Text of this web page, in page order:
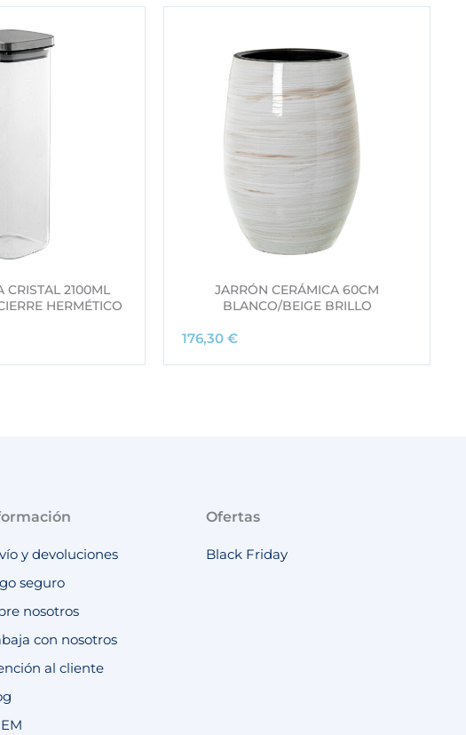
CRISTAL 2100ML
HERMÉTICO
JARRÓN CERÁMICA 60CM
BLANCO/BEIGE BRILLO
176,30 €
y devoluciones
seguro
nosotros
con nosotros
al cliente
Ofertas
Black Friday